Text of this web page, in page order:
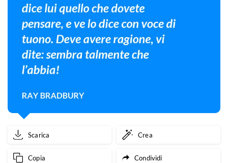
Scarica Crea
Copia Condividi